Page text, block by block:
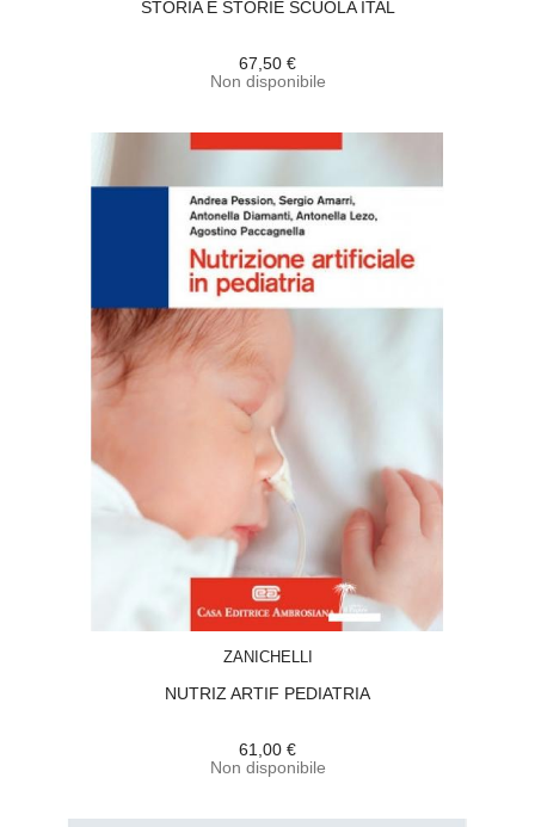
STORIA E STORIE SCUOLA ITAL
67,50 €
Non disponibile
ZANICHELLI
NUTRIZ ARTIF PEDIATRIA
61,00 €
Non disponibile